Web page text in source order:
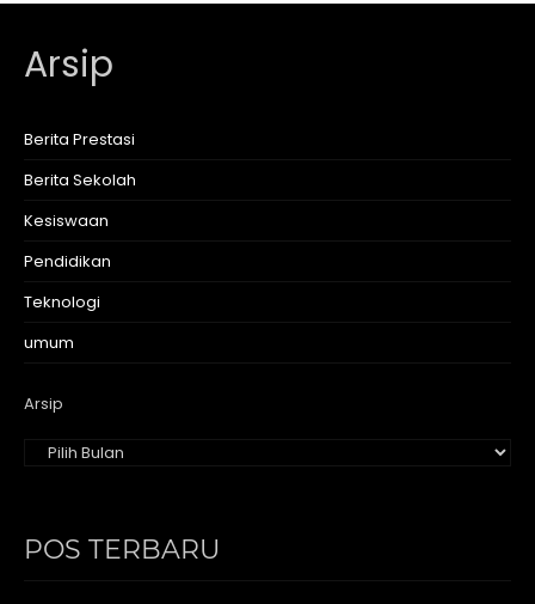
Arsip
Berita Prestasi
Berita Sekolah
Kesiswaan
Pendidikan
Teknologi
umum
Arsip
POS TERBARU